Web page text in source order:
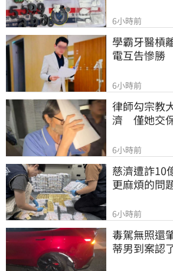
6小時前
學霸牙醫槓
電互告慘勝
6小時前
律師勾宗教
濟　僅她交
6小時前
慈濟遭詐10
更麻煩的問
6小時前
毒駕無照還
蒂男到案認